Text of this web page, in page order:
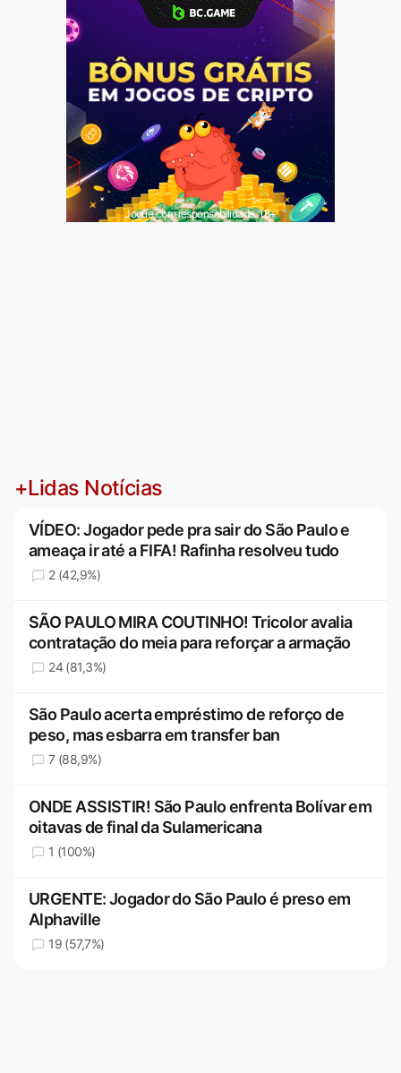
Jogue com responsabilidade. 18+
+Lidas Notícias
VÍDEO: Jogador pede pra sair do São Paulo e
ameaça ir até a FIFA! Rafinha resolveu tudo
2 (42,9%)
SÃO PAULO MIRA COUTINHO! Tricolor avalia
contratação do meia para reforçar a armação
24 (81,3%)
São Paulo acerta empréstimo de reforço de
peso, mas esbarra em transfer ban
7 (88,9%)
ONDE ASSISTIR! São Paulo enfrenta Bolívar em
oitavas de final da Sulamericana
1 (100%)
URGENTE: Jogador do São Paulo é preso em
Alphaville
19 (57,7%)